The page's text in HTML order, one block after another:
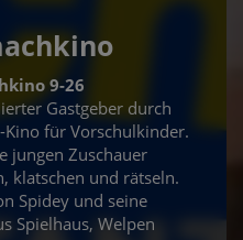
9-26
Gastgeber durch
für Vorschulkinder.
jungen Zuschauer
klatschen und rätseln.
Spidey und seine
Spielhaus, Welpen